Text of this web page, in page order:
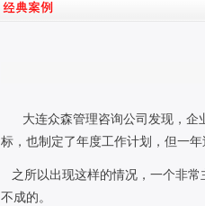
大连众森管理咨询公司发现，
标，也制定了年度工作计划，但一
之所以出现这样的情况，一个非
不成的。